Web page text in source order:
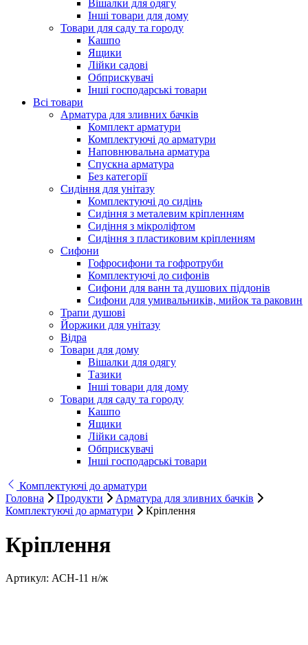
Вішалки для одягу
Інші товари для дому
Товари для саду та городу
Кашпо
Ящики
Лійки садові
Обприскувачі
Інші господарські товари
Всі товари
Арматура для зливних бачків
Комплект арматури
Комплектуючі до арматури
Наповнювальна арматура
Спускна арматура
Без категорії
Сидіння для унітазу
Комплектуючі до сидінь
Сидіння з металевим кріпленням
Сидіння з мікроліфтом
Сидіння з пластиковим кріпленням
Сифони
Гофросифони та гофротруби
Комплектуючі до сифонів
Сифони для ванн та душових піддонів
Сифони для умивальників, мийок та раковин
Трапи душові
Йоржики для унітазу
Відра
Товари для дому
Вішалки для одягу
Тазики
Інші товари для дому
Товари для саду та городу
Кашпо
Ящики
Лійки садові
Обприскувачі
Інші господарські товари
Комплектуючі до арматури
Головна
Продукти
Арматура для зливних бачків
Комплектуючі до арматури
Кріплення
Кріплення
Артикул: АСН-11 н/ж